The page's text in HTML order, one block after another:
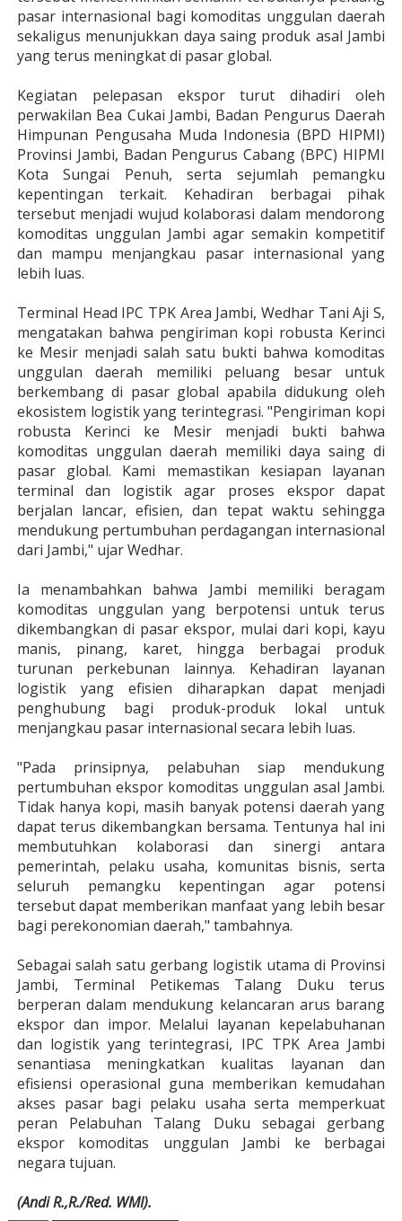
pasar internasional bagi komoditas unggulan daerah
sekaligus menunjukkan daya saing produk asal Jambi
yang terus meningkat di pasar global.
Kegiatan pelepasan ekspor turut dihadiri oleh
perwakilan Bea Cukai Jambi, Badan Pengurus Daerah
Himpunan Pengusaha Muda Indonesia (BPD HIPMI)
Provinsi Jambi, Badan Pengurus Cabang (BPC) HIPMI
Kota Sungai Penuh, serta sejumlah pemangku
kepentingan terkait. Kehadiran berbagai pihak
tersebut menjadi wujud kolaborasi dalam mendorong
komoditas unggulan Jambi agar semakin kompetitif
dan mampu menjangkau pasar internasional yang
lebih luas.
Terminal Head IPC TPK Area Jambi, Wedhar Tani Aji S,
mengatakan bahwa pengiriman kopi robusta Kerinci
ke Mesir menjadi salah satu bukti bahwa komoditas
unggulan daerah memiliki peluang besar untuk
berkembang di pasar global apabila didukung oleh
ekosistem logistik yang terintegrasi. "Pengiriman kopi
robusta Kerinci ke Mesir menjadi bukti bahwa
komoditas unggulan daerah memiliki daya saing di
pasar global. Kami memastikan kesiapan layanan
terminal dan logistik agar proses ekspor dapat
berjalan lancar, efisien, dan tepat waktu sehingga
mendukung pertumbuhan perdagangan internasional
dari Jambi," ujar Wedhar.
Ia menambahkan bahwa Jambi memiliki beragam
komoditas unggulan yang berpotensi untuk terus
dikembangkan di pasar ekspor, mulai dari kopi, kayu
manis, pinang, karet, hingga berbagai produk
turunan perkebunan lainnya. Kehadiran layanan
logistik yang efisien diharapkan dapat menjadi
penghubung bagi produk-produk lokal untuk
menjangkau pasar internasional secara lebih luas.
"Pada prinsipnya, pelabuhan siap mendukung
pertumbuhan ekspor komoditas unggulan asal Jambi.
Tidak hanya kopi, masih banyak potensi daerah yang
dapat terus dikembangkan bersama. Tentunya hal ini
membutuhkan kolaborasi dan sinergi antara
pemerintah, pelaku usaha, komunitas bisnis, serta
seluruh pemangku kepentingan agar potensi
tersebut dapat memberikan manfaat yang lebih besar
bagi perekonomian daerah," tambahnya.
Sebagai salah satu gerbang logistik utama di Provinsi
Jambi, Terminal Petikemas Talang Duku terus
berperan dalam mendukung kelancaran arus barang
ekspor dan impor. Melalui layanan kepelabuhanan
dan logistik yang terintegrasi, IPC TPK Area Jambi
senantiasa meningkatkan kualitas layanan dan
efisiensi operasional guna memberikan kemudahan
akses pasar bagi pelaku usaha serta memperkuat
peran Pelabuhan Talang Duku sebagai gerbang
ekspor komoditas unggulan Jambi ke berbagai
negara tujuan.
(Andi R.,R./Red. WMI).